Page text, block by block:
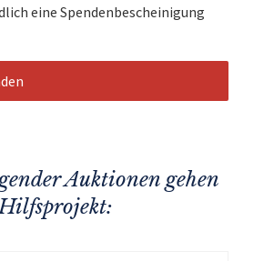
eine Spendenbescheinigung
Auktionen gehen